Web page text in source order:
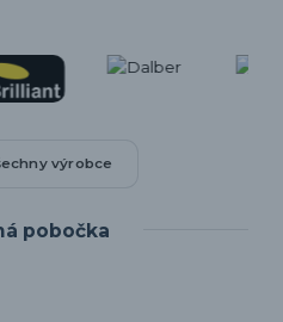
výrobce
pobočka